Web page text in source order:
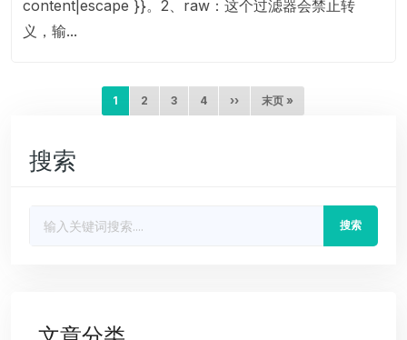
content|escape }}。2、raw：这个过滤器会禁止转
义，输...
当前页
1 页面
2 页面
3 页面
4 下一页
›› 末页
末页 »
搜索
搜索